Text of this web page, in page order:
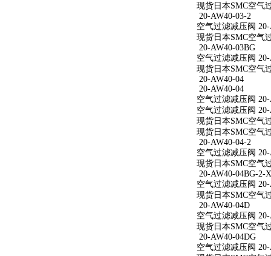
现货日本SMC空气
20-AW40-03-2
空气过滤减压阀
现货日本SMC空气
20-AW40-03BG
空气过滤减压阀 20-
现货日本SMC空气
20-AW40-04
20-AW40-04
空气过滤减压阀 20-
空气过滤减压阀 20-
现货日本SMC空气
现货日本SMC空气
20-AW40-04-2
空气过滤减压阀
现货日本SMC空气
20-AW40-04BG-2-
空气过滤减压阀
现货日本SMC空气
20-AW40-04D
空气过滤减压阀
现货日本SMC空气
20-AW40-04DG
空气过滤减压阀